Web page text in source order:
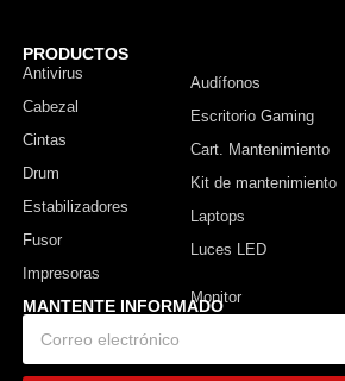
PRODUCTOS
Antivirus
Cabezal
Cintas
Drum
Estabilizadores
Fusor
Impresoras
Audífonos
Escritorio Gaming
Cart. Mantenimiento
Kit de mantenimiento
Laptops
Luces LED
MANTENTE INFORMADO